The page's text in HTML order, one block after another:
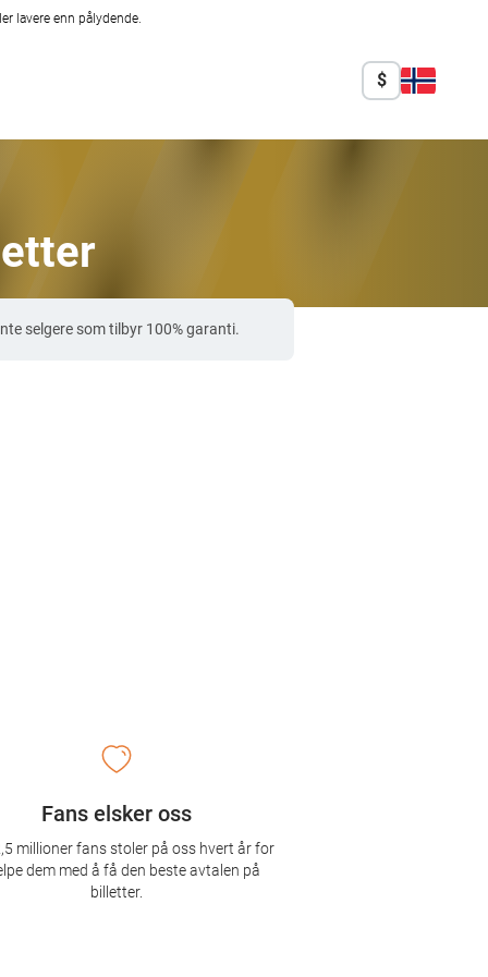
lavere enn pålydende.
$
selgere som tilbyr 100% garanti.
Fans elsker oss
millioner fans stoler på oss hvert år for
dem med å få den beste avtalen på
billetter.